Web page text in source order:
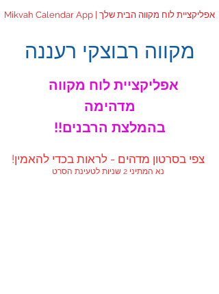
Mikvah Calendar App | אפליקציית לוח מקווה הבית שלך
מקווה רבוצקי רעננה
מדהימה
!!בהמלצת הרבנים
!צפי בסרטון מדהים - לראות בכדי להאמין
נא המתיני 2 שניות לטעינת הסרט